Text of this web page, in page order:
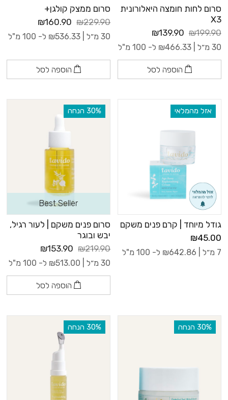
סרום לחות חומצה היאלורונית
X3
₪199.90
₪139.90
30 מ״ל | ₪466.33 ל- 100 מ"ל
הוספה לסל
סרום ממצק קולגן+
₪229.90
₪160.90
30 מ״ל | ₪536.33 ל- 100 מ"ל
הוספה לסל
אזל מהמלאי
גודל מיוחד | קרם פנים משקם
₪45.00
7 מ״ל | ₪642.86 ל- 100 מ"ל
‫30% הנחה
Best Seller
סרום פנים משקם | לעור רגיל,
יבש ובוגר
₪219.90
₪153.90
30 מ״ל | ₪513.00 ל- 100 מ"ל
הוספה לסל
‫30% הנחה ‫30% הנחה